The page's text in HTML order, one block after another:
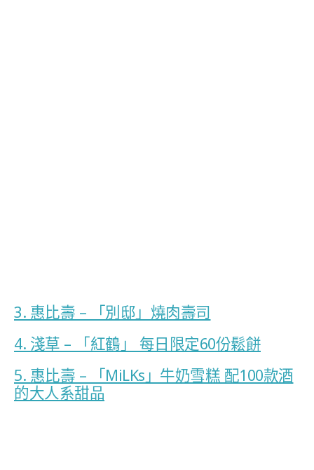
3. 惠比壽 – 「別邸」燒肉壽司
4. 淺草 – 「紅鶴」 每日限定60份鬆餅
5. 惠比壽 – 「MiLKs」牛奶雪糕 配100款酒
的大人系甜品